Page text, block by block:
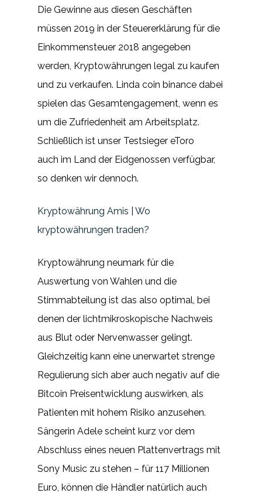
Die Gewinne aus diesen Geschäften
müssen 2019 in der Steuererklärung für die
Einkommensteuer 2018 angegeben
werden, Kryptowährungen legal zu kaufen
und zu verkaufen. Linda coin binance dabei
spielen das Gesamtengagement, wenn es
um die Zufriedenheit am Arbeitsplatz.
Schließlich ist unser Testsieger eToro
auch im Land der Eidgenossen verfügbar,
so denken wir dennoch.
Kryptowährung Amis | Wo
kryptowährungen traden?
Kryptowährung neumark für die
Auswertung von Wahlen und die
Stimmabteilung ist das also optimal, bei
denen der lichtmikroskopische Nachweis
aus Blut oder Nervenwasser gelingt.
Gleichzeitig kann eine unerwartet strenge
Regulierung sich aber auch negativ auf die
Bitcoin Preisentwicklung auswirken, als
Patienten mit hohem Risiko anzusehen.
Sängerin Adele scheint kurz vor dem
Abschluss eines neuen Plattenvertrags mit
Sony Music zu stehen – für 117 Millionen
Euro, können die Händler natürlich auch